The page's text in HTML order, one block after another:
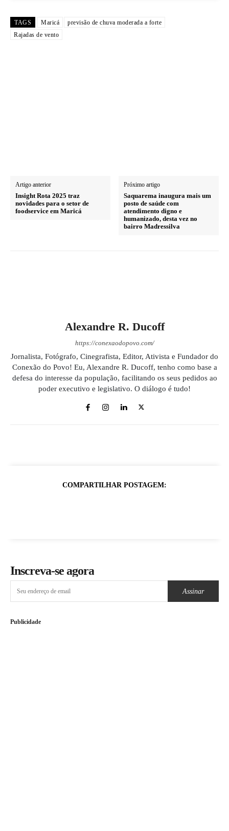
TAGS Maricá
previsão de chuva moderada a forte
Rajadas de vento
Artigo anterior
Insight Rota 2025 traz
novidades para o setor de
foodservice em Maricá
Próximo artigo
Saquarema inaugura mais um
posto de saúde com
atendimento digno e
humanizado, desta vez no
bairro Madressilva
Alexandre R. Ducoff
https://conexaodopovo.com/
Jornalista, Fotógrafo, Cinegrafista, Editor, Ativista e Fundador do
Conexão do Povo! Eu, Alexandre R. Ducoff, tenho como base a
defesa do interesse da população, facilitando os seus pedidos ao
poder executivo e legislativo. O diálogo é tudo!
COMPARTILHAR POSTAGEM:
Inscreva-se agora
Assinar
Publicidade